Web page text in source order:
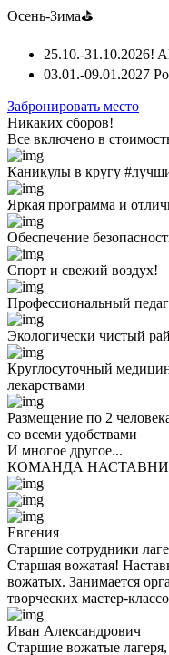
Осень-Зима⛳
25.10.-31.10.2026!
03.01.-09.01.2027
Забронировать место
Никаких сборов!
Все включено в
Каникулы в кругу
Яркая программа и
Обеспечение
Спорт и свежий воздух!
Профессиональный
Экологически чистый
Круглосуточный
лекарствами
Размещение по 2
со всеми удобствами
И многое другое...
КОМАНДА
Евгения
Старшие сотрудники
Старшая вожатая!
вожатых. Занимается
творческих мастер-
Иван Александрович
Старшие вожатые